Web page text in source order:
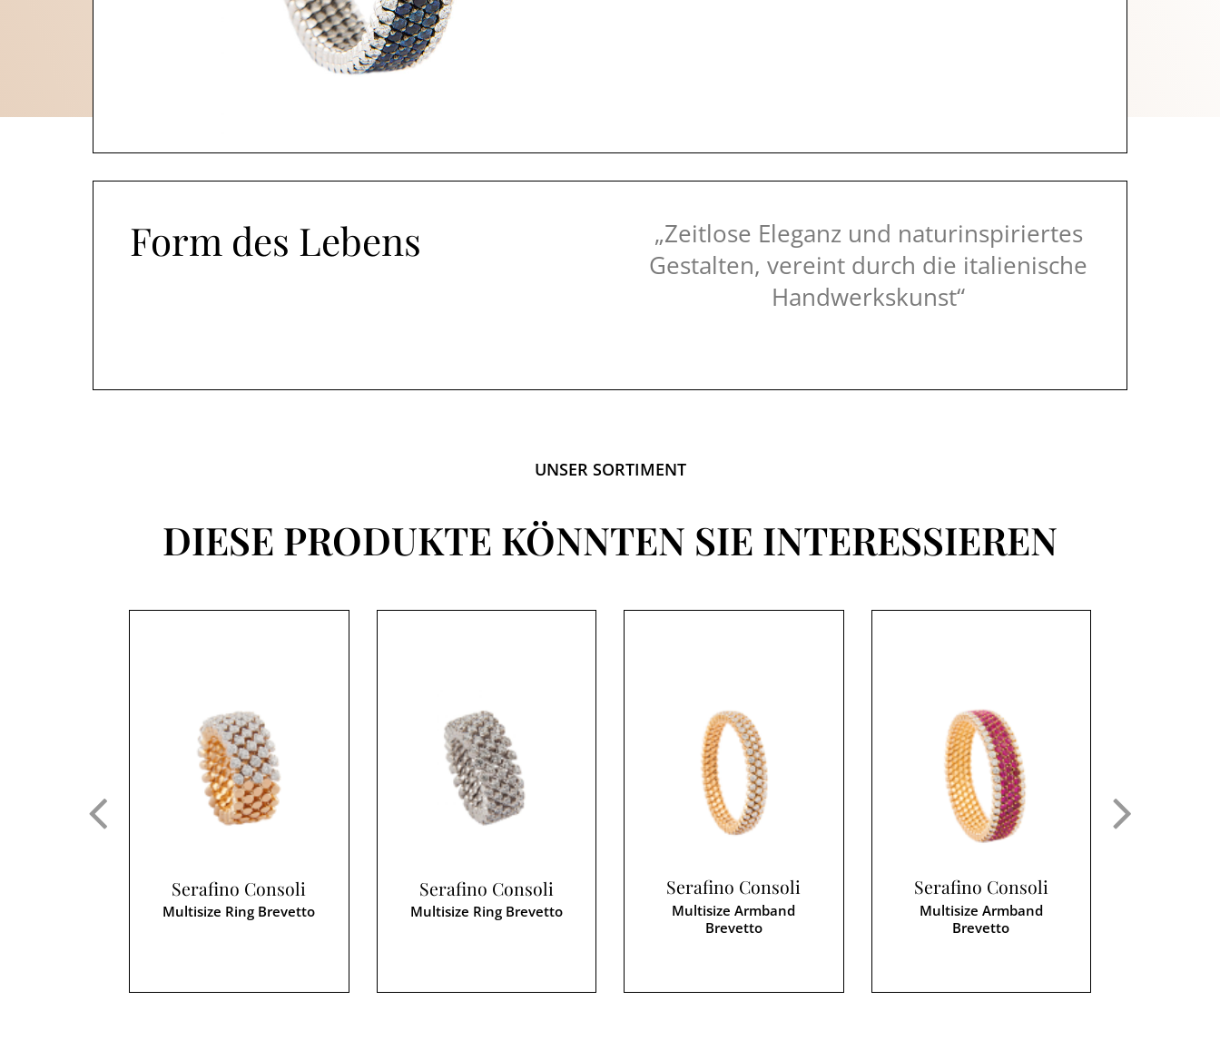
Form des Lebens
„Zeitlose Eleganz und naturinspiriertes
Gestalten, vereint durch die italienische
Handwerkskunst“
UNSER SORTIMENT
DIESE PRODUKTE KÖNNTEN SIE INTERESSIEREN
Serafino Consoli
Multisize Ring Brevetto
Serafino Consoli
Multisize Ring Brevetto
Serafino Consoli
Multisize Armband
Brevetto
Serafino Consoli
Multisize Armband
Brevetto